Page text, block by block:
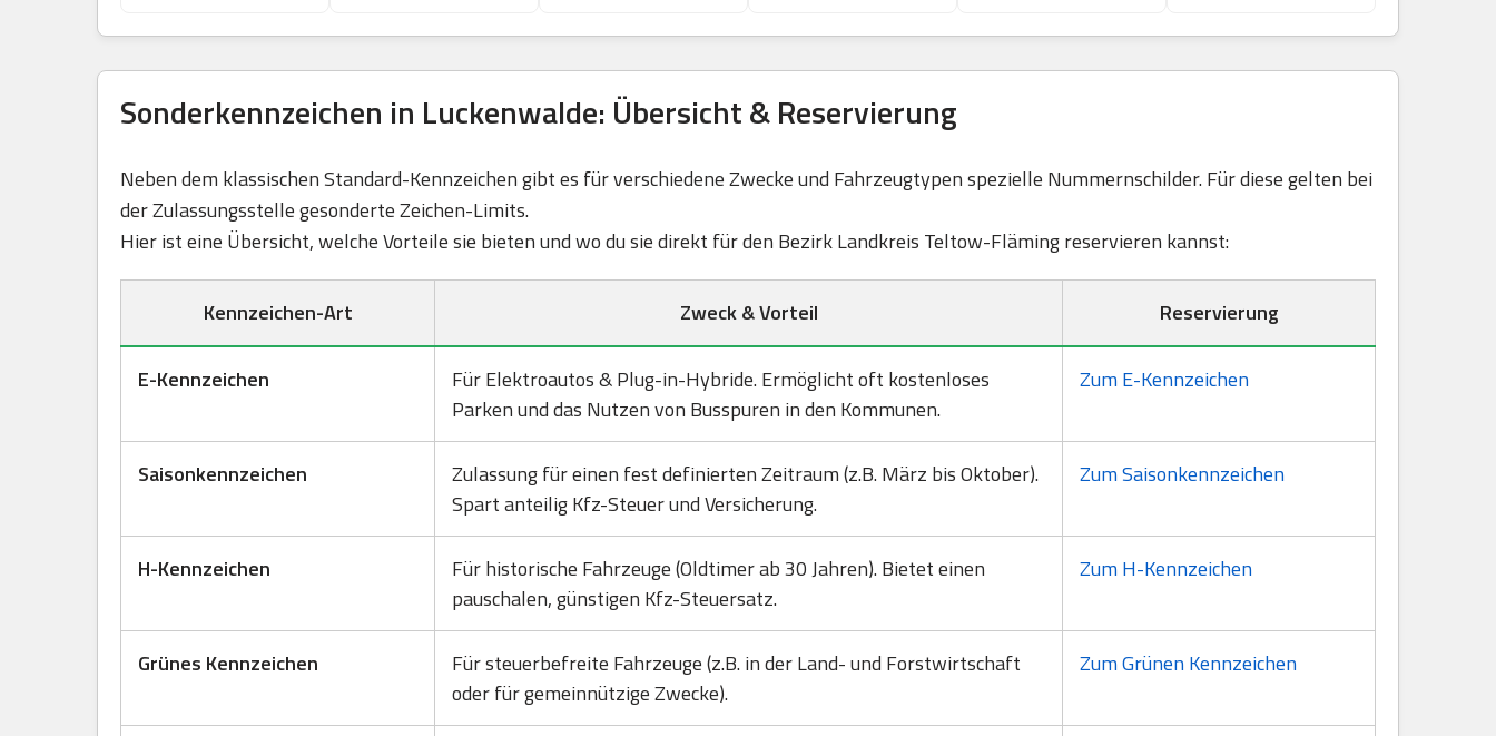
Sonderkennzeichen in Luckenwalde: Übersicht & Reservierung
Neben dem klassischen Standard-Kennzeichen gibt es für verschiedene Zwecke und Fahrzeugtypen spezielle Nummernschilder. Für diese gelten bei
der Zulassungsstelle gesonderte Zeichen-Limits.
Hier ist eine Übersicht, welche Vorteile sie bieten und wo du sie direkt für den Bezirk Landkreis Teltow-Fläming reservieren kannst:
Kennzeichen-Art Zweck & Vorteil Reservierung
E-Kennzeichen
Für Elektroautos & Plug-in-Hybride. Ermöglicht oft kostenloses
Parken und das Nutzen von Busspuren in den Kommunen.
Zum E-Kennzeichen
Saisonkennzeichen
Zulassung für einen fest definierten Zeitraum (z.B. März bis Oktober).
Spart anteilig Kfz-Steuer und Versicherung.
Zum Saisonkennzeichen
H-Kennzeichen
Für historische Fahrzeuge (Oldtimer ab 30 Jahren). Bietet einen
pauschalen, günstigen Kfz-Steuersatz.
Zum H-Kennzeichen
Grünes Kennzeichen
Für steuerbefreite Fahrzeuge (z.B. in der Land- und Forstwirtschaft
oder für gemeinnützige Zwecke).
Zum Grünen Kennzeichen